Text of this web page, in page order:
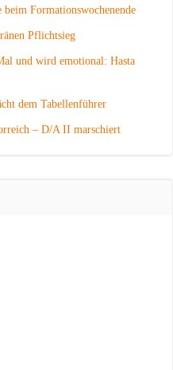
beim Formationswochenende
Pflichtsieg
und wird emotional: Hasta
dem Tabellenführer
– D/A II marschiert